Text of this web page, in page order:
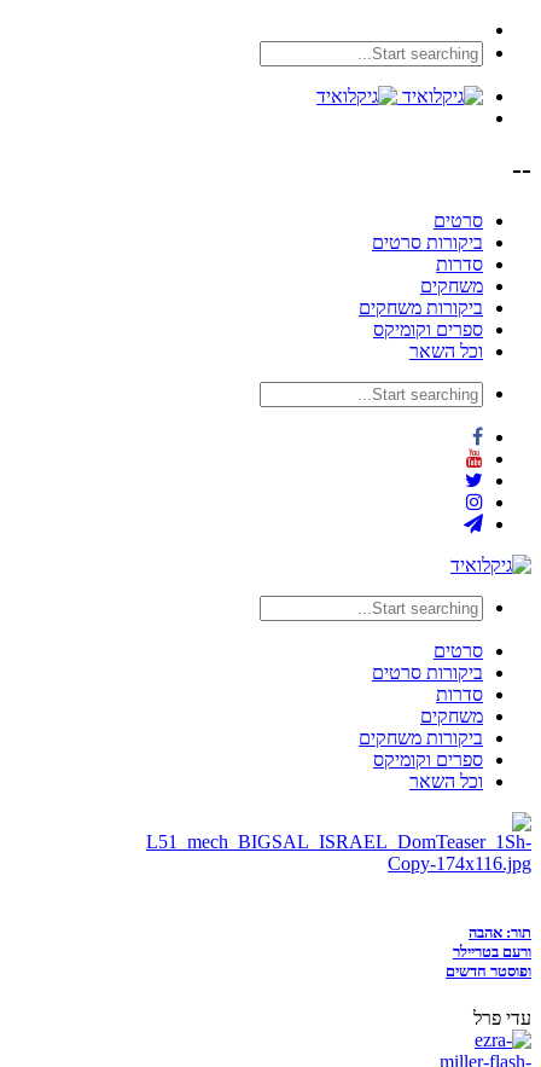
--
סרטים
ביקורות סרטים
סדרות
משחקים
ביקורות משחקים
ספרים וקומיקס
וכל השאר
סרטים
ביקורות סרטים
סדרות
משחקים
ביקורות משחקים
ספרים וקומיקס
וכל השאר
תור: אהבה
ורעם בטריילר
ופוסטר חדשים
עדי פרל